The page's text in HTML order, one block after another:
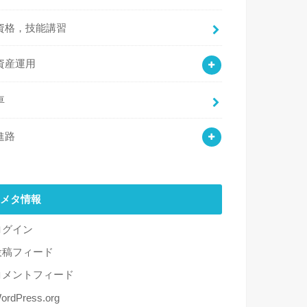
格，技能講習
産運用
路
メタ情報
グイン
稿フィード
メントフィード